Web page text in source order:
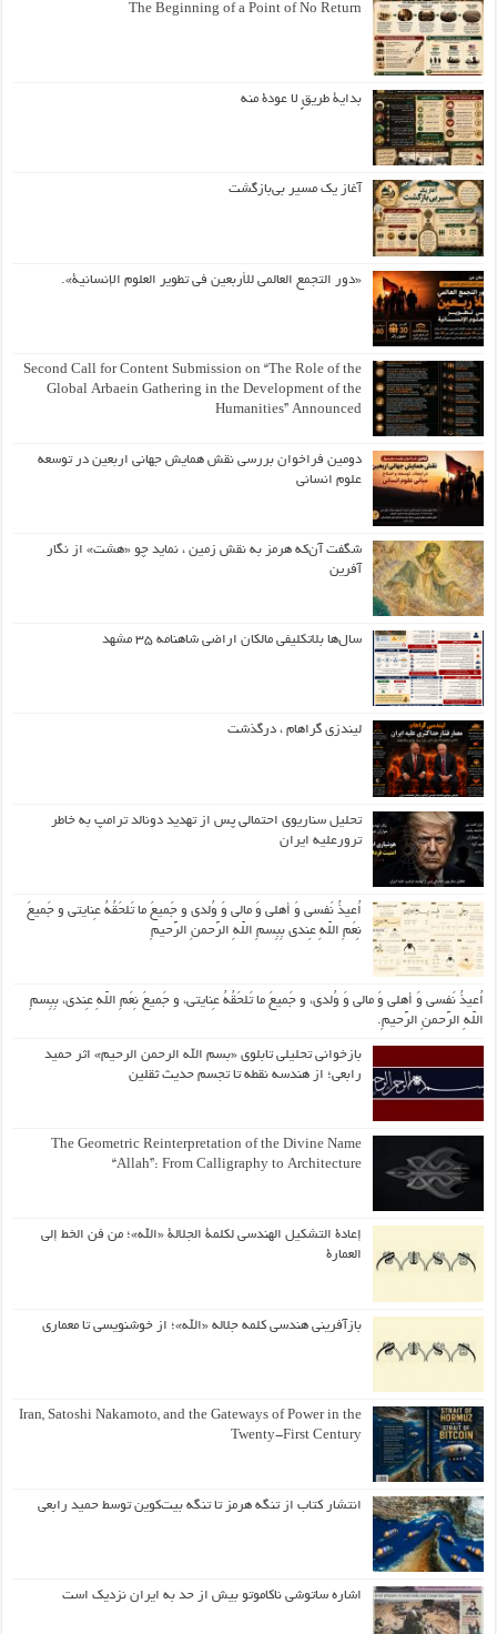
The Beginning of a Point of No Return
بداية طريقٍ لا عودة منه
آغاز یک مسیر بی‌بازگشت
«دور التجمع العالمي للأربعين في تطوير العلوم الإنسانية».
Second Call for Content Submission on “The Role of the
Global Arbaein Gathering in the Development of the
Humanities” Announced
دومین فراخوان بررسی نقش همایش جهانی اربعین در توسعه
علوم انسانی
شگفت آن‌که هرمز به نقش زمین ، نماید چو «هشت» از نگار
آفرین
سال‌ها بلاتکلیفی مالکان اراضی شاهنامه ۳۵ مشهد
لیندزی گراهام ، درگذشت
تحلیل سناریوی احتمالی پس از تهدید دونالد ترامپ به خاطر
ترورعلیه ایران
اُعیذُ نَفسی وَ أهلی وَ مالی وَ وُلدی و جَمیعَ ما تَلحَقُهُ عِنایتی و جَمیعَ
نِعَمِ اللّهِ عِندی بِبِسمِ اللّهِ الرَّحمنِ الرَّحیمِ
اُعیذُ نَفسی وَ أهلی وَ مالی وَ وُلدی، و جَمیعَ ما تَلحَقُهُ عِنایتی، و جَمیعَ نِعَمِ اللّهِ عِندی، بِبِسمِ
اللّهِ الرَّحمنِ الرَّحیمِ.
بازخوانی تحلیلی تابلوی «بسم الله الرحمن الرحیم» اثر حمید
رابعی؛ از هندسه نقطه تا تجسم حدیث ثقلین
The Geometric Reinterpretation of the Divine Name
“Allah”: From Calligraphy to Architecture
إعادة التشكيل الهندسي لكلمة الجلالة «الله»؛ من فن الخط إلى
العمارة
بازآفرینی هندسی کلمه جلاله «الله»؛ از خوشنویسی تا معماری
Iran, Satoshi Nakamoto, and the Gateways of Power in the
Twenty-First Century
انتشار کتاب از تنگه هرمز تا تنگه بیت‌کوین توسط حمید رابعی
اشاره ساتوشی ناکاموتو بیش از حد به ایران نزدیک است